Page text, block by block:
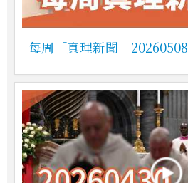
每周「真理新聞」20260508